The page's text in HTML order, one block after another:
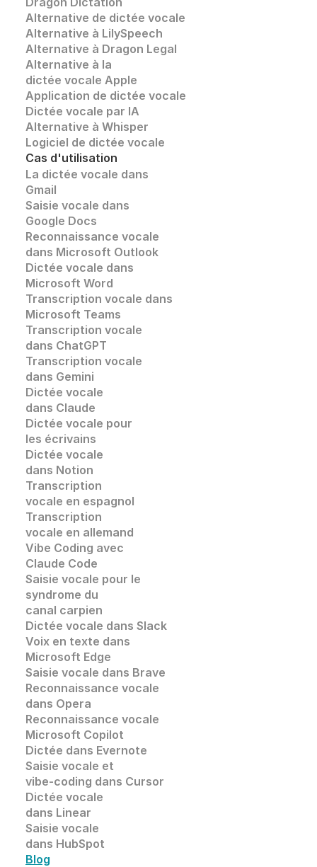
Alternative de dictée vocale
Alternative à LilySpeech
Alternative à Dragon Legal
Alternative à la
dictée vocale Apple
Application de dictée vocale
Dictée vocale par IA
Alternative à Whisper
Logiciel de dictée vocale
Cas d'utilisation
La dictée vocale dans
Gmail
Saisie vocale dans
Google Docs
Reconnaissance vocale
dans Microsoft Outlook
Dictée vocale dans
Microsoft Word
Transcription vocale dans
Microsoft Teams
Transcription vocale
dans ChatGPT
Transcription vocale
dans Gemini
Dictée vocale
dans Claude
Dictée vocale pour
les écrivains
Dictée vocale
dans Notion
Transcription
vocale en espagnol
Transcription
vocale en allemand
Vibe Coding avec
Claude Code
Saisie vocale pour le
syndrome du
canal carpien
Dictée vocale dans Slack
Voix en texte dans
Microsoft Edge
Saisie vocale dans Brave
Reconnaissance vocale
dans Opera
Reconnaissance vocale
Microsoft Copilot
Dictée dans Evernote
Saisie vocale et
vibe-coding dans Cursor
Dictée vocale
dans Linear
Saisie vocale
dans HubSpot
Blog